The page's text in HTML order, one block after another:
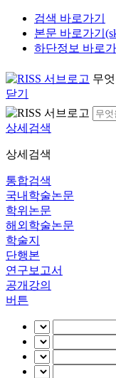
검색 바로가기
본문 바로가기
하단정보 바로가
무
닫기
상세검색
상세검색
통합검색
국내학술논문
학위논문
해외학술논문
학술지
단행본
연구보고서
공개강의
버튼